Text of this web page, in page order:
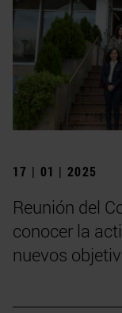
17 | 01 | 2025
Reunión del
conocer la
nuevos